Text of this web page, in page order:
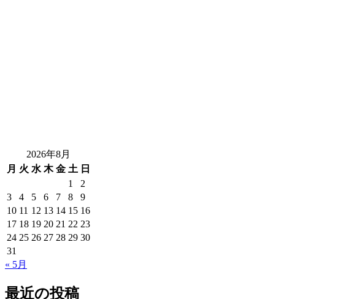
2026年8月
月 火 水 木 金 土 日
1
2
3
4 5 6 7 8
9
10 11 12 13 14 15 16
17 18 19 20 21 22 23
24 25 26 27 28 29 30
31
« 5月
最近の投稿